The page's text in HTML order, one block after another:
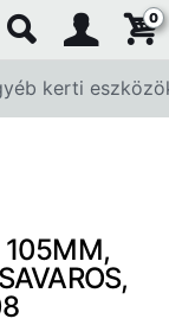
0
kerti
105MM,